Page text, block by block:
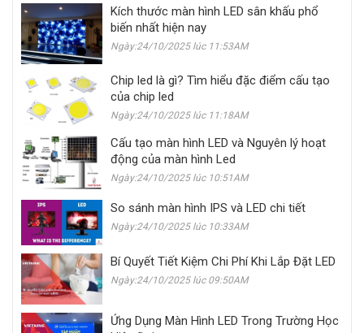
Kích thước màn hình LED sân khấu phổ
biến nhất hiện nay
Ngày:24/10/2025 lúc 11:53AM
Chip led là gì? Tìm hiểu đặc điểm cấu tạo
của chip led
Ngày:24/10/2025 lúc 11:18AM
Cấu tạo màn hình LED và Nguyên lý hoạt
động của màn hình Led
Ngày:24/10/2025 lúc 10:51AM
So sánh màn hình IPS và LED chi tiết
Ngày:24/10/2025 lúc 10:33AM
Bí Quyết Tiết Kiệm Chi Phí Khi Lắp Đặt LED
Ngày:24/10/2025 lúc 09:50AM
Ứng Dụng Màn Hình LED Trong Trường Học